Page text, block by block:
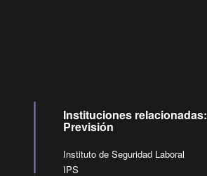
Instituciones relacionadas:
Previsión
Instituto de Seguridad Laboral
IPS